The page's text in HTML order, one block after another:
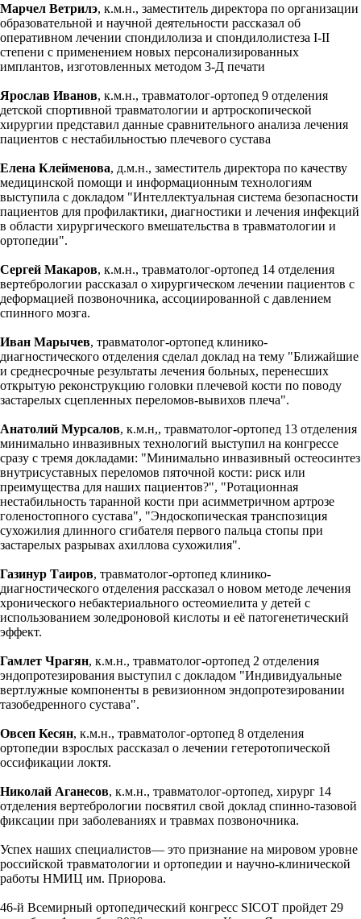
Марчел Ветрилэ, к.м.н., заместитель директора по организации
образовательной и научной деятельности рассказал об
оперативном лечении спондилолиза и спондилолистеза I-II
степени с применением новых персонализированных
имплантов, изготовленных методом 3-Д печати
Ярослав Иванов, к.м.н., травматолог-ортопед 9 отделения
детской спортивной травматологии и артроскопической
хирургии представил данные сравнительного анализа лечения
пациентов с нестабильностью плечевого сустава
Елена Клейменова, д.м.н., заместитель директора по качеству
медицинской помощи и информационным технологиям
выступила с докладом "Интеллектуальная система безопасности
пациентов для профилактики, диагностики и лечения инфекций
в области хирургического вмешательства в травматологии и
ортопедии".
Сергей Макаров, к.м.н., травматолог-ортопед 14 отделения
вертебрологии рассказал о хирургическом лечении пациентов с
деформацией позвоночника, ассоциированной с давлением
спинного мозга.
Иван Марычев, травматолог-ортопед клинико-
диагностического отделения сделал доклад на тему "Ближайшие
и среднесрочные результаты лечения больных, перенесших
открытую реконструкцию головки плечевой кости по поводу
застарелых сцепленных переломов-вывихов плеча".
Анатолий Мурсалов, к.м.н,, травматолог-ортопед 13 отделения
минимально инвазивных технологий выступил на конгрессе
сразу с тремя докладами: "Минимально инвазивный остеосинтез
внутрисуставных переломов пяточной кости: риск или
преимущества для наших пациентов?", "Ротационная
нестабильность таранной кости при асимметричном артрозе
голеностопного сустава", "Эндоскопическая транспозиция
сухожилия длинного сгибателя первого пальца стопы при
застарелых разрывах ахиллова сухожилия".
Газинур Таиров, травматолог-ортопед клинико-
диагностического отделения рассказал о новом методе лечения
хронического небактериального остеомиелита у детей с
использованием золедроновой кислоты и её патогенетический
эффект.
Гамлет Чрагян, к.м.н., травматолог-ортопед 2 отделения
эндопротезирования выступил с докладом "Индивидуальные
вертлужные компоненты в ревизионном эндопротезировании
тазобедренного сустава".
Овсеп Кесян, к.м.н., травматолог-ортопед 8 отделения
ортопедии взрослых рассказал о лечении гетеротопической
оссификации локтя.
Николай Аганесов, к.м.н., травматолог-ортопед, хирург 14
отделения вертебрологии посвятил свой доклад спинно-тазовой
фиксации при заболеваниях и травмах позвоночника.
Успех наших специалистов— это признание на мировом уровне
российской травматологии и ортопедии и научно-клинической
работы НМИЦ им. Приорова.
46-й Всемирный ортопедический конгресс SICOT пройдет 29